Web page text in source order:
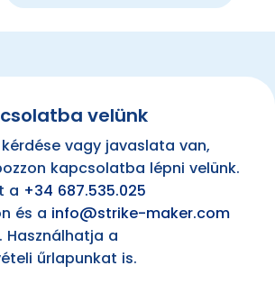
velünk
vagy javaslata van,
kapcsolatba lépni velünk.
a +34 687.535.025
és a info@strike-maker.com
a
űrlapunkat is.